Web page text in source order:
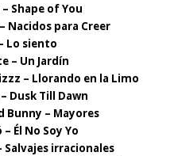
– Shape of You
Nacidos para Creer
Lo siento
– Un Jardín
– Llorando en la Limo
Dusk Till Dawn
Bunny – Mayores
Él No Soy Yo
Salvajes irracionales